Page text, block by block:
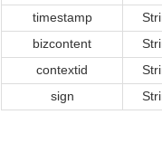
timestamp
bizcontent
contextid
sign